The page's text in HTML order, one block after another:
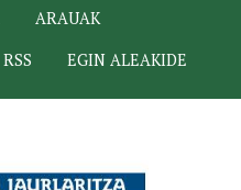
ARAUAK
RSS EGIN ALEAKIDE